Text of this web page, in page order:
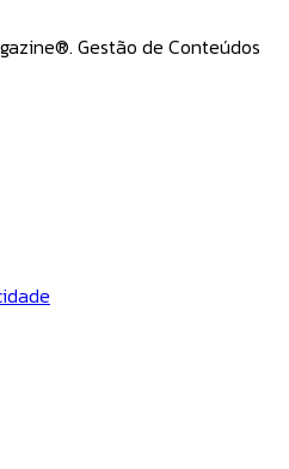
Gestão de Conteúdos